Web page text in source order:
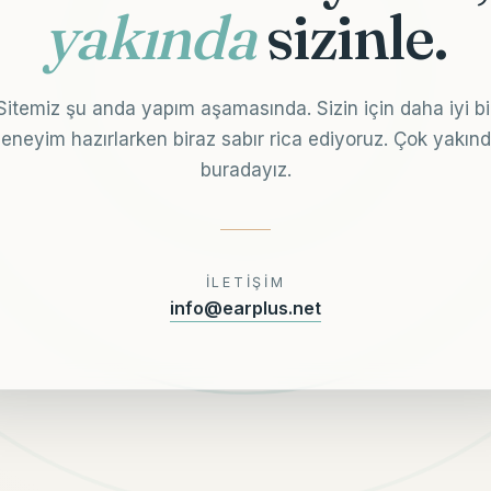
yakındasizinle.
şu anda yapım aşamasında. Sizin için daha iyi
hazırlarken biraz sabır rica ediyoruz. Çok
buradayız.
İLETIŞIM
info@earplus.net